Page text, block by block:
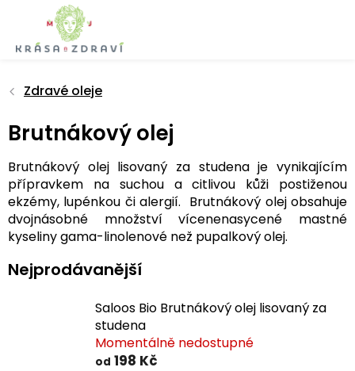
obsah
Zdravé oleje
Brutnákový olej
Brutnákový olej lisovaný za studena je vynikajícím
přípravkem na suchou a citlivou kůži postiženou
ekzémy, lupénkou či alergií. Brutnákový olej obsahuje
dvojnásobné množství vícenenasycené mastné
kyseliny gama-linolenové než pupalkový olej.
Nejprodávanější
Saloos Bio Brutnákový olej lisovaný za
studena
Momentálně nedostupné
od 198 Kč